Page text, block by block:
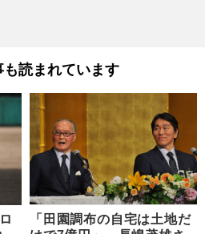
も読まれています
「田園調布の自宅は土地だ